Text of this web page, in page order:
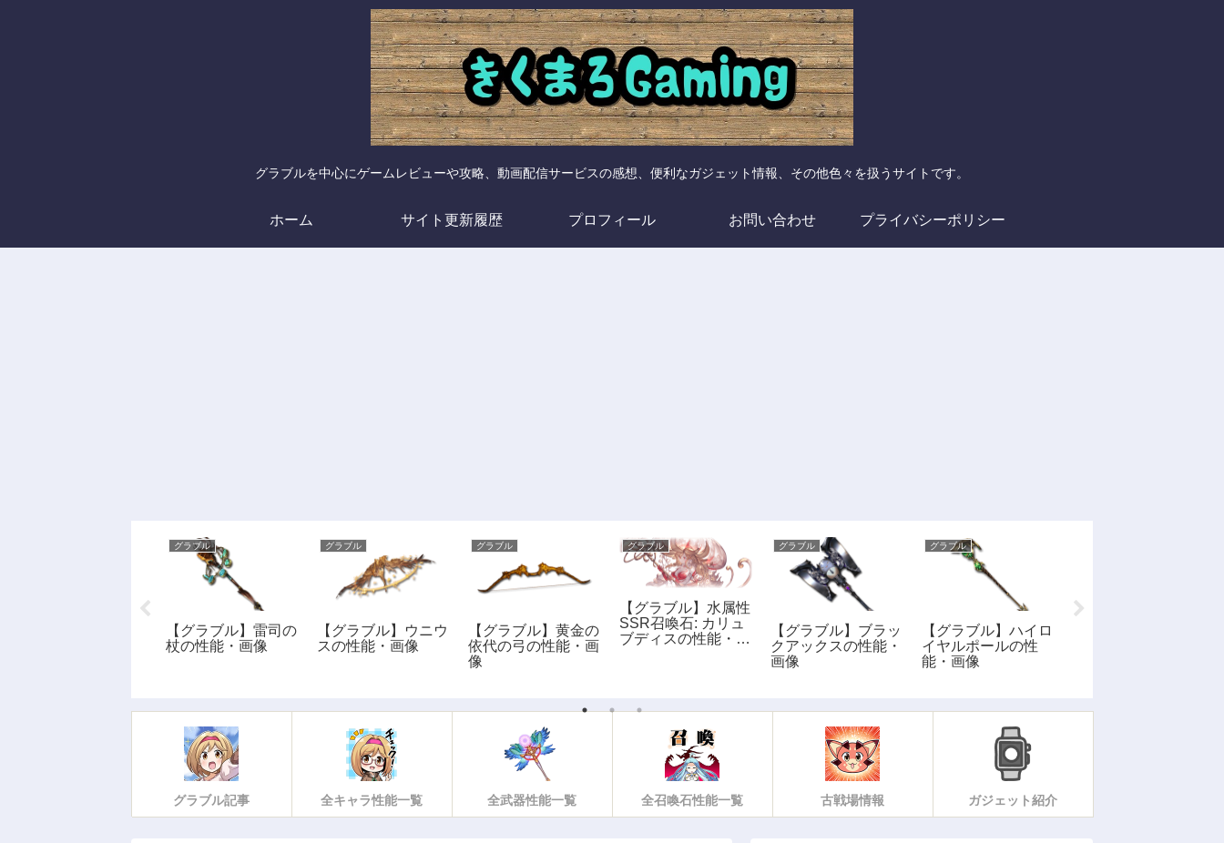
グラブルを中心にゲームレビューや攻略、動画配信サービスの感想、便利なガジェット情報、その他色々を扱うサイトです。
ホーム サイト更新履歴 プロフィール お問い合わせ プライバシーポリシー
グラブル
【グラブル】雷司の
杖の性能・画像
グラブル
【グラブル】ウニウ
スの性能・画像
グラブル
【グラブル】黄金の
依代の弓の性能・画
像
グラブル
【グラブル】水属性
SSR召喚石: カリュ
ブディスの性能・評
グラブル
【グラブル】ブラッ
クアックスの性能・
画像
グラブル
【グラブル】ハイロ
イヤルポールの性
能・画像
グラブル記事 全キャラ性能一覧 全武器性能一覧 全召喚石性能一覧 古戦場情報 ガジェット紹介